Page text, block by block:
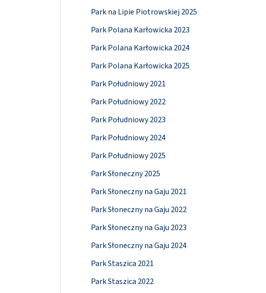
Park na Lipie Piotrowskiej 2025
Park Polana Karłowicka 2023
Park Polana Karłowicka 2024
Park Polana Karłowicka 2025
Park Południowy 2021
Park Południowy 2022
Park Południowy 2023
Park Południowy 2024
Park Południowy 2025
Park Słoneczny 2025
Park Słoneczny na Gaju 2021
Park Słoneczny na Gaju 2022
Park Słoneczny na Gaju 2023
Park Słoneczny na Gaju 2024
Park Staszica 2021
Park Staszica 2022